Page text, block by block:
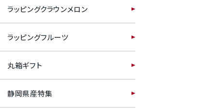
ラッピングクラウンメロン
ラッピングフルーツ
丸箱ギフト
静岡県産特集